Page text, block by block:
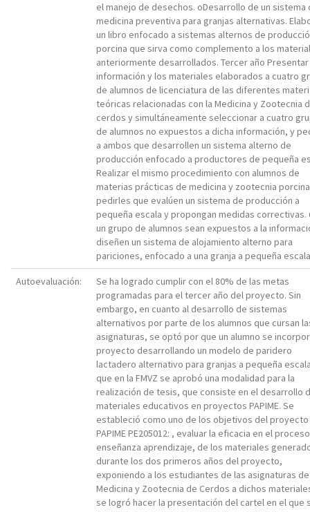
el manejo de desechos. oDesarrollo de un sistema
medicina preventiva para granjas alternativas.
un libro enfocado a sistemas alternos de
porcina que sirva como complemento a los
anteriormente desarrollados. Tercer año Presentar
información y los materiales elaborados a cuatro
de alumnos de licenciatura de las diferentes
teóricas relacionadas con la Medicina y Zootecnia
cerdos y simultáneamente seleccionar a cuatro
de alumnos no expuestos a dicha información, y
a ambos que desarrollen un sistema alterno de
producción enfocado a productores de pequeña
Realizar el mismo procedimiento con alumnos de
materias prácticas de medicina y zootecnia
pedirles que evalúen un sistema de producción a
pequeña escala y propongan medidas correctivas.
un grupo de alumnos sean expuestos a la
diseñen un sistema de alojamiento alterno para
pariciones, enfocado a una granja a pequeña
Autoevaluación:
Se ha logrado cumplir con el 80% de las metas
programadas para el tercer año del proyecto. Sin
embargo, en cuanto al desarrollo de sistemas
alternativos por parte de los alumnos que cursan
asignaturas, se optó por que un alumno se
proyecto desarrollando un modelo de paridero
lactadero alternativo para granjas a pequeña
que en la FMVZ se aprobó una modalidad para la
realización de tesis, que consiste en el desarrollo
materiales educativos en proyectos PAPIME. Se
estableció como uno de los objetivos del proyecto
PAPIME PE205012: , evaluar la eficacia en el proceso
enseñanza aprendizaje, de los materiales
durante los dos primeros años del proyecto,
exponiendo a los estudiantes de las asignaturas de
Medicina y Zootecnia de Cerdos a dichos
se logró hacer la presentación del cartel en el que